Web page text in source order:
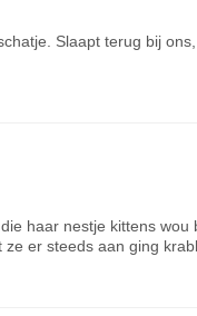
Slaapt terug bij
haar nestje kittens wou
er steeds aan ging